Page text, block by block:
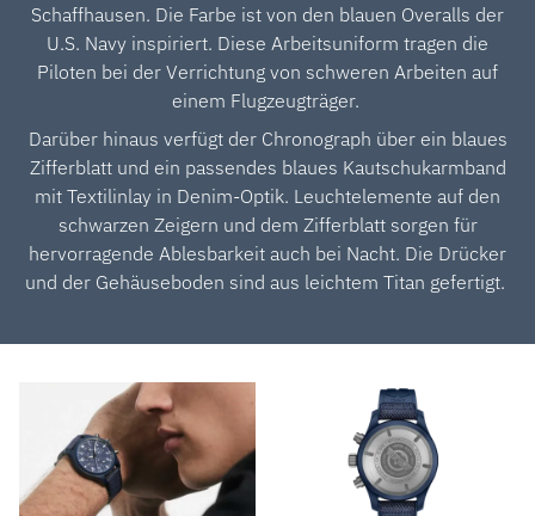
Schaffhausen. Die Farbe ist von den blauen Overalls der
U.S. Navy inspiriert. Diese Arbeitsuniform tragen die
Piloten bei der Verrichtung von schweren Arbeiten auf
einem Flugzeugträger.
Darüber hinaus verfügt der Chronograph über ein blaues
Zifferblatt und ein passendes blaues Kautschukarmband
mit Textilinlay in Denim-Optik. Leuchtelemente auf den
schwarzen Zeigern und dem Zifferblatt sorgen für
hervorragende Ablesbarkeit auch bei Nacht. Die Drücker
und der Gehäuseboden sind aus leichtem Titan gefertigt.